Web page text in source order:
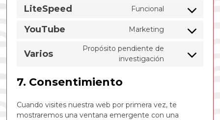
service
LiteSpeed Funcional
Consent
service
YouTube Marketing
Consent
service
Varios
Propósito pendiente de
investigación
Consent
7. Consentimiento
Cuando visites nuestra web por primera vez, te
mostraremos una ventana emergente con una